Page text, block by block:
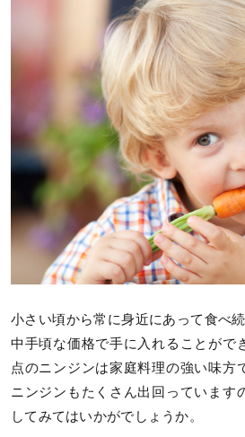
小さい頃から常に身近にあって食べ
中手頃な価格で手に入れることがで
点のニンジンは家庭料理の強い味方
ニンジンもたくさん出回っています
してみてはいかがでしょうか。